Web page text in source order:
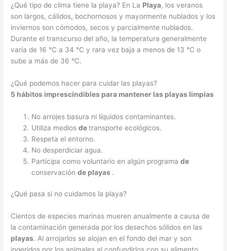
¿Qué tipo de clima tiene la playa? En La Playa, los veranos
son largos, cálidos, bochornosos y mayormente nublados y los
inviernos son cómodos, secos y parcialmente nublados.
Durante el transcurso del año, la temperatura generalmente
varía de 16 °C a 34 °C y rara vez baja a menos de 13 °C o
sube a más de 36 °C.
¿Qué podemos hacer para cuidar las playas?
5 hábitos imprescindibles para mantener las playas limpias
No arrojes basura ni líquidos contaminantes.
Utiliza mediosdetransporte ecológicos.
Respeta el entorno.
No desperdiciar agua.
Participa como voluntario en algún programade
conservaciónde playas .
¿Qué pasa si no cuidamos la playa?
Cientos de especies marinas mueren anualmente a causa de
la contaminación generada por los desechos sólidos en las
playas. Al arrojarlos se alojan en el fondo del mar y son